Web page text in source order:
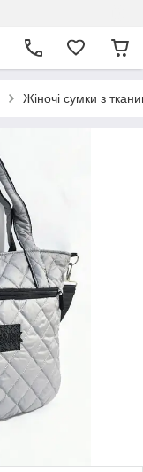
Жіночі сумки з